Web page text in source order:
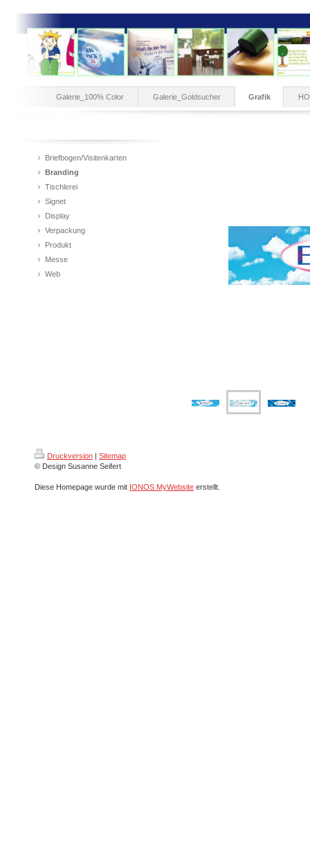
Galerie_100% Color Galerie_Goldsucher Grafik
Briefbogen/Visitenkarten
Branding
Tischlerei
Signet
Display
Verpackung
Produkt
Messe
Web
Druckversion | Sitemap
© Design Susanne Seifert
Diese Homepage wurde mit IONOS MyWebsite erstellt.